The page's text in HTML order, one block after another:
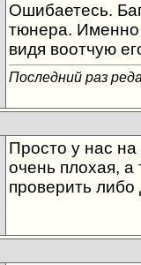
Ошибаетесь.
тюнера. Именно
видя воотчую
Последний раз
Просто у нас на
очень плохая, а
проверить либо